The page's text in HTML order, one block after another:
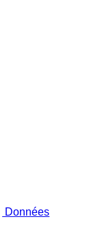
Données